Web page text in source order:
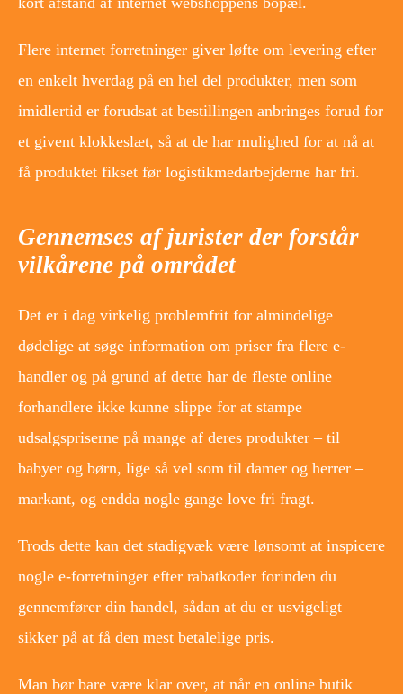
Flere internet forretninger giver løfte om levering efter
en enkelt hverdag på en hel del produkter, men som
imidlertid er forudsat at bestillingen anbringes forud for
et givent klokkeslæt, så at de har mulighed for at nå at
få produktet fikset før logistikmedarbejderne har fri.
Gennemses af jurister der forstår
vilkårene på området
Det er i dag virkelig problemfrit for almindelige
dødelige at søge information om priser fra flere e-
handler og på grund af dette har de fleste online
forhandlere ikke kunne slippe for at stampe
udsalgspriserne på mange af deres produkter – til
babyer og børn, lige så vel som til damer og herrer –
markant, og endda nogle gange love fri fragt.
Trods dette kan det stadigvæk være lønsomt at inspicere
nogle e-forretninger efter rabatkoder forinden du
gennemfører din handel, sådan at du er usvigeligt
sikker på at få den mest betalelige pris.
Man bør bare være klar over, at når en online butik